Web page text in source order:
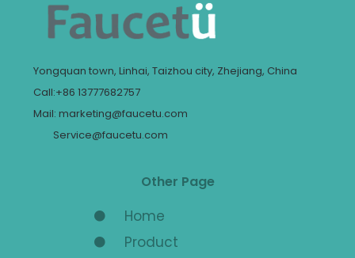
Yongquan town, Linhai, Taizhou city, Zhejiang, China
Call:+86 13777682757
Mail: marketing@faucetu.com
Service@faucetu.com
Other Page
Home
Product